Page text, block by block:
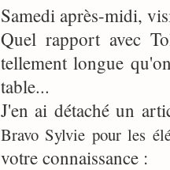
Samedi après-midi,
Quel rapport avec
tellement longue
table...
J'en ai détaché un
Bravo Sylvie pour les
votre connaissance :